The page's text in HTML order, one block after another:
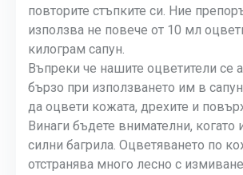
повторите стъпките си. Ние
използва не повече от 10 мл
килограм сапун.
Въпреки че нашите оцветители се
бързо при използването им в
да оцвети кожата, дрехите и
Винаги бъдете внимателни, когато
силни багрила. Оцветяването по
отстранява много лесно с